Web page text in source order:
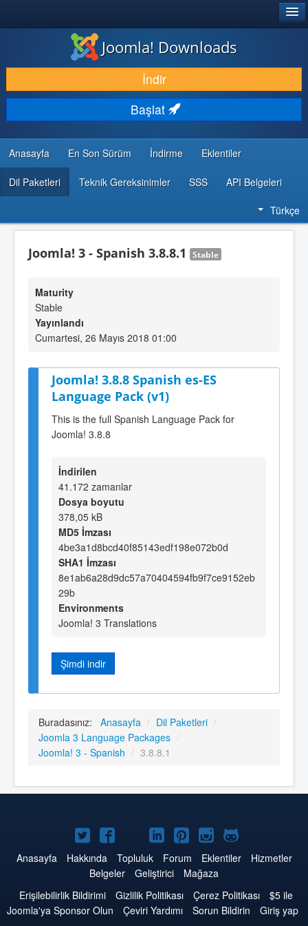
İNDIR & GENIŞLET
KEŞFET & ÖĞREN
TOPLULUK & DESTEK
GELIŞTIRICI KAYNAKLARI
Joomla! Downloads
İndir
Başlat
Anasayfa En Son Sürüm İndirme Eklentiler
Dil Paketleri Teknik Gereksinimler SSS API Belgeleri
Türkçe
Joomla! 3 - Spanish 3.8.8.1 Stable
Maturity
Stable
Yayınlandı
Cumartesi, 26 Mayıs 2018 01:00
Joomla! 3.8.8 Spanish es-ES
Language Pack (v1)
This is the full Spanish Language Pack for
Joomla! 3.8.8
İndirilen
41.172 zamanlar
Dosya boyutu
378,05 kB
MD5 İmzası
4be3a1d8bcd40f85143edf198e072b0d
SHA1 İmzası
8e1ab6a28d9dc57a70404594fb9f7ce9152eb
29b
Environments
Joomla! 3 Translations
Şimdi indir
Buradasınız: Anasayfa / Dil Paketleri /
Joomla 3 Language Packages /
Joomla! 3 - Spanish / 3.8.8.1
Twitter'da
Joomla
Facebook'da
Joomla
YouTube'da
Joomla
LinkedIn'de
Joomla
Pinterest'de
Joomla
Instagram'da
Joomla
GitHub'da
Joomla
Anasayfa Hakkında Topluluk Forum Eklentiler
Hizmetler
Belgeler
Geliştirici
Mağaza
Erişilebilirlik Bildirimi
Gizlilik Politikası Çerez Politikası
$5 ile
Joomla'ya Sponsor Olun
Çeviri Yardımı Sorun Bildirin
Giriş yap